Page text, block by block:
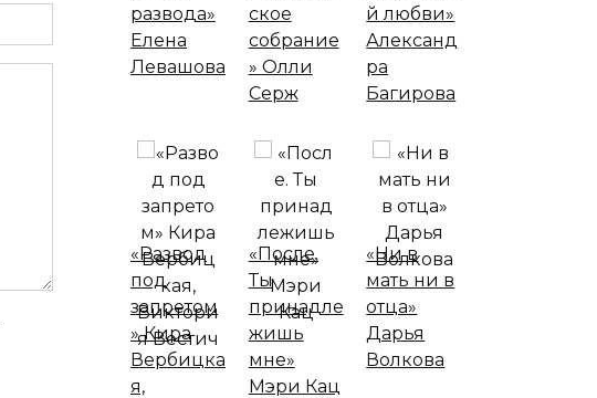
развода»
Елена
Левашова
ское
собрание
» Олли
Серж
й любви»
Александ
ра
Багирова
«Развод
под
запретом
» Кира
Вербицка
я,
«После.
Ты
принадле
жишь
мне»
Мэри Кац
«Ни в
мать ни в
отца»
Дарья
Волкова